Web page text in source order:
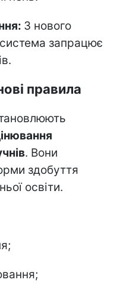
З нового
запрацює
правила
. Вони
здобуття
освіти.